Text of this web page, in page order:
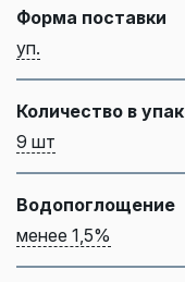
Форма поставки
уп.
Количество в упак
9 шт
Водопоглощение
менее 1,5%